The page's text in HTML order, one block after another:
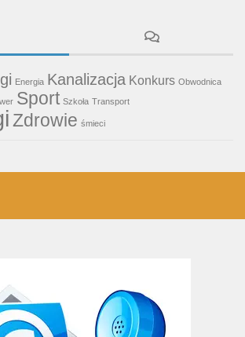
Energia Kanalizacja Konkurs Obwodnica
Sport Szkoła Transport
Zdrowie śmieci